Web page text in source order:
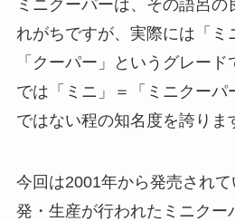
ミニクーパーは、その語呂
れがちですが、実際には「ミ
「クーパー」というグレー
では「ミニ」＝「ミニクーパ
ではない程の知名度を誇りま
今回は2001年から発売され
発・生産が行われたミニクー